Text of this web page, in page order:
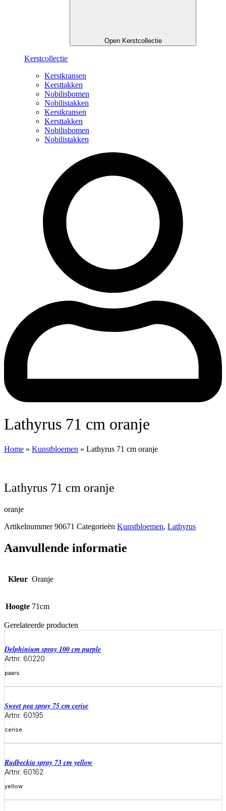
Open Kerstcollectie
Kerstcollectie
Kerstkransen
Kersttakken
Nobilisbomen
Nobilistakken
Kerstkransen
Kersttakken
Nobilisbomen
Nobilistakken
Lathyrus 71 cm oranje
Home » Kunstbloemen » Lathyrus 71 cm oranje
Lathyrus 71 cm oranje
oranje
Artikelnummer90671 Categorieën Kunstbloemen, Lathyrus
Aanvullende informatie
Kleur Oranje
Hoogte 71cm
Gerelateerde producten
delphinium spray 100 cm purple
Artnr. 60220
paars
Meer informatie
sweet pea spray 75 cm cerise
Artnr. 60195
cerise
rudbeckia spray 73 cm yellow
Artnr. 60162
yellow
Meer informatie